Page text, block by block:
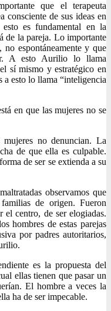
que el terapeuta
consciente de sus ideas en
es fundamental en la
de la pareja. Lo importante
espontáneamente y que
A esto Aurilio lo llama
sí mismo y estratégico en
a esto lo llama “inteligencia
en que las mujeres no se
no denuncian. La
de que ella es culpable.
de ser se extienda a su
observamos que
de origen. Fueron
el centro, de ser elogiadas.
hombres de estas parejas
por padres autoritarios,
es la propuesta del
ellas tienen que pasar un
El hombre a veces la
ha de ser impecable.